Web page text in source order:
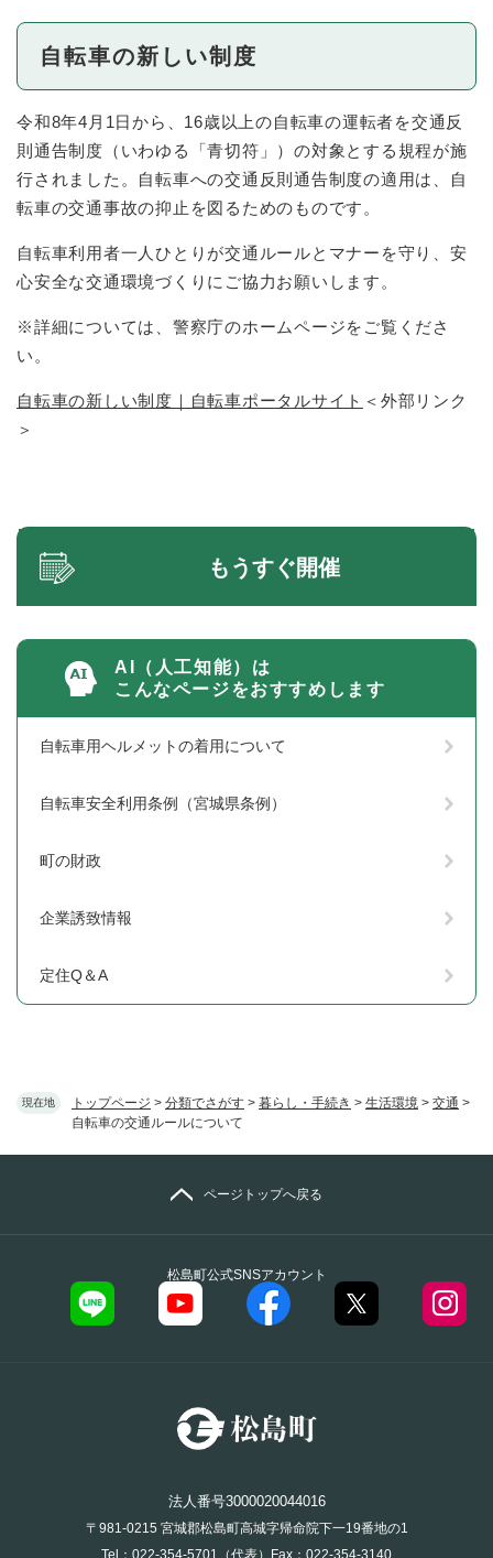
現在地 トップページ > 分類でさがす > 暮らし・手続き > 生活環境 > 交通 >
自転車の交通ルールについて
自転車の新しい制度
令和8年4月1日から、16歳以上の自転車の運転者を交通反
則通告制度（いわゆる「青切符」）の対象とする規程が施
行されました。自転車への交通反則通告制度の適用は、自
転車の交通事故の抑止を図るためのものです。
自転車利用者一人ひとりが交通ルールとマナーを守り、安
心安全な交通環境づくりにご協力お願いします。
※詳細については、警察庁のホームページをご覧くださ
い。
自転車の新しい制度｜自転車ポータルサイト ＜外部リンク
＞
もうすぐ開催
AI（人工知能）は
こんなページをおすすめします
自転車用ヘルメットの着用について
自転車安全利用条例（宮城県条例）
町の財政
企業誘致情報
定住Q＆A
松島町公式SNSアカウント
ページトップへ戻る
法人番号3000020044016
〒981-0215 宮城郡松島町高城字帰命院下一19番地の1